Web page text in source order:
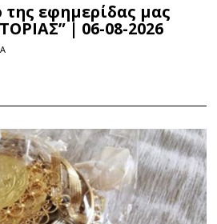
εφημερίδας μας
| 06-08-2026